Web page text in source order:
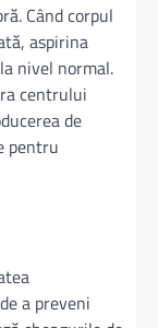
Când corpul
aspirina
nivel normal.
centrului
de
pentru
a preveni